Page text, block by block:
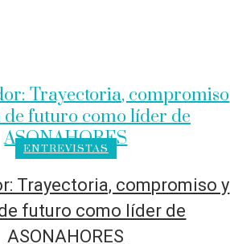
ENTREVISTAS
Trayectoria, compromiso y
futuro como líder de
ASONAHORES